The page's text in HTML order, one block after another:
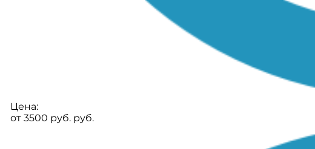
Цена:
от 3500 руб. руб.